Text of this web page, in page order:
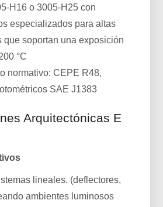
H16 o 3005-H25 con
especializados para altas
que soportan una exposición
°C
normativo: CEPE R48,
SAE J1383
Arquitectónicas E
lineales. (deflectores,
ambientes luminosos